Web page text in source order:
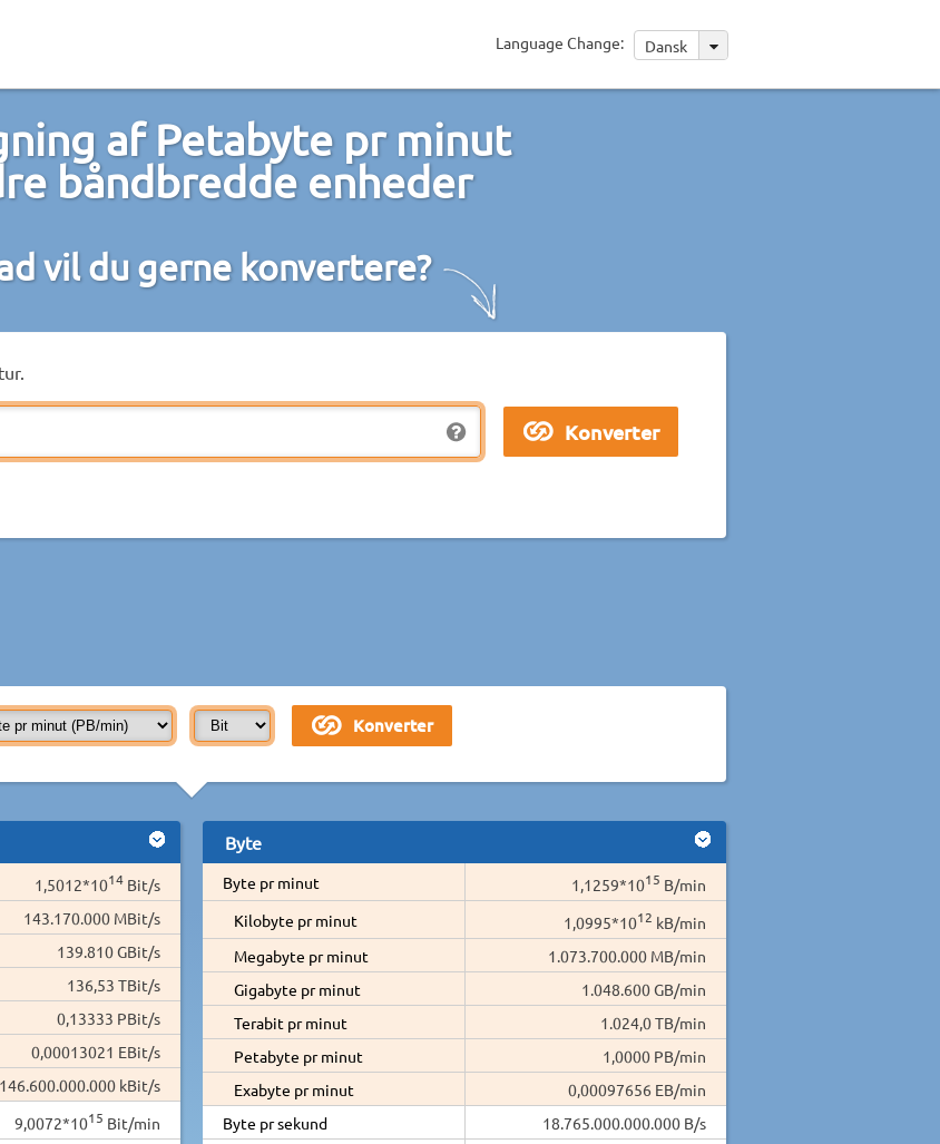
Language Change: Dansk
af Petabyte pr minut
båndbredde enheder
vil du gerne konvertere?
1,5012*1014 Bit/s
143.170.000 MBit/s
139.810 GBit/s
136,53 TBit/s
0,13333 PBit/s
0,00013021 EBit/s
146.600.000.000 kBit/s
9,0072*1015 Bit/min
Byte
Byte pr minut 1,1259*1015 B/min
Kilobyte pr minut
1,0995*1012 kB/min
Megabyte pr minut
1.073.700.000 MB/min
Gigabyte pr minut
1.048.600 GB/min
Terabit pr minut
1.024,0 TB/min
Petabyte pr minut
1,0000 PB/min
Exabyte pr minut
0,00097656 EB/min
Byte pr sekund
18.765.000.000.000 B/s